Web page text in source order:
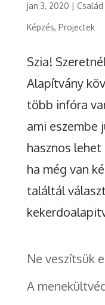
jan 3, 2020 |
Képzés, Projectek
Szia!
Alapítvány
több infóra
ami eszembe
hasznos
ha még van
találtál
Ne veszítsük
A